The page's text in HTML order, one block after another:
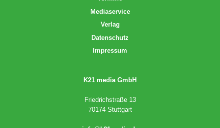
Mediaservice
Verlag
Datenschutz
Impressum
K21 media GmbH
Friedrichstraße 13
70174 Stuttgart